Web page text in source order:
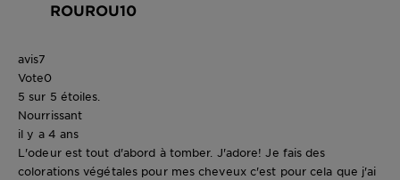
ROUROU10
avis7
Vote0
5 sur 5 étoiles.
Nourrissant
il y a 4 ans
L'odeur est tout d'abord à tomber. J'adore! Je fais des
colorations végétales pour mes cheveux c'est pour cela que j'ai